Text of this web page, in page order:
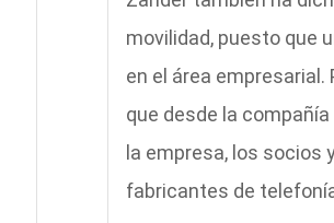
movilidad, puesto que
en el área empresarial.
que desde la
la empresa, los socios
fabricantes de